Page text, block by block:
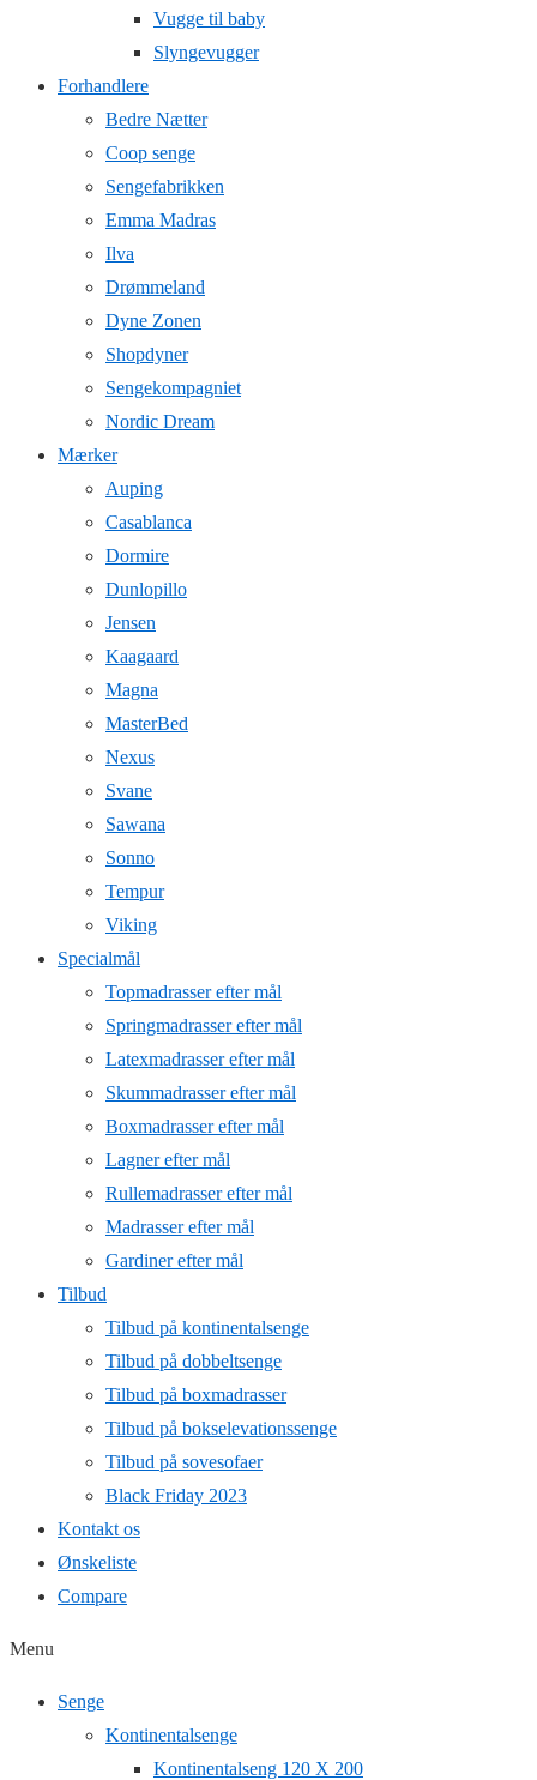
Vugge til baby
Slyngevugger
Forhandlere
Bedre Nætter
Coop senge
Sengefabrikken
Emma Madras
Ilva
Drømmeland
Dyne Zonen
Shopdyner
Sengekompagniet
Nordic Dream
Mærker
Auping
Casablanca
Dormire
Dunlopillo
Jensen
Kaagaard
Magna
MasterBed
Nexus
Svane
Sawana
Sonno
Tempur
Viking
Specialmål
Topmadrasser efter mål
Springmadrasser efter mål
Latexmadrasser efter mål
Skummadrasser efter mål
Boxmadrasser efter mål
Lagner efter mål
Rullemadrasser efter mål
Madrasser efter mål
Gardiner efter mål
Tilbud
Tilbud på kontinentalsenge
Tilbud på dobbeltsenge
Tilbud på boxmadrasser
Tilbud på bokselevationssenge
Tilbud på sovesofaer
Black Friday 2023
Kontakt os
Ønskeliste
Compare
Menu
Senge
Kontinentalsenge
Kontinentalseng 120 X 200